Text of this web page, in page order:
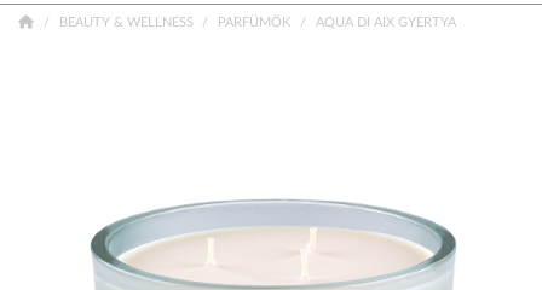
BEAUTY & WELLNESS PARFÜMÖK AQUA DI AIX GYERTYA